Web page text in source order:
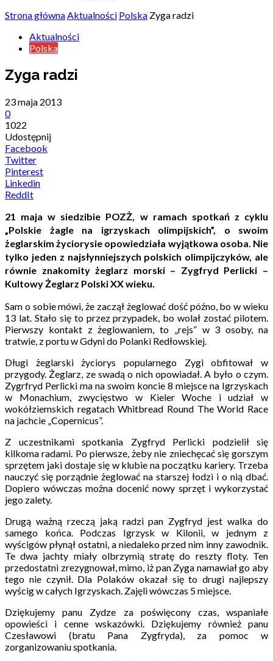
Strona głównaAktualności Polska Zyga radzi
Aktualności
Polska
Zyga radzi
23 maja 2013
0
1022
Udostępnij
Facebook
Twitter
Pinterest
Linkedin
ReddIt
21 maja w siedzibie POZŻ, w ramach spotkań z cyklu
„Polskie żagle na igrzyskach olimpijskich”, o swoim
żeglarskim życiorysie opowiedziała wyjątkowa osoba. Nie
tylko jeden z najsłynniejszych polskich olimpijczyków, ale
równie znakomity żeglarz morski – Zygfryd Perlicki –
Kultowy Żeglarz Polski XX wieku.
Sam o sobie mówi, że zaczął żeglować dość późno, bo w wieku
13 lat. Stało się to przez przypadek, bo wolał zostać pilotem.
Pierwszy kontakt z żeglowaniem, to „rejs” w 3 osoby, na
tratwie, z portu w Gdyni do Polanki Redłowskiej.
Długi żeglarski życiorys popularnego Zygi obfitował w
przygody. Żeglarz, ze swadą o nich opowiadał. A było o czym.
Zygrfryd Perlicki ma na swoim koncie 8 miejsce na Igrzyskach
w Monachium, zwycięstwo w Kieler Woche i udział w
wokółziemskich regatach Whitbread Round The World Race
na jachcie „Copernicus”.
Z uczestnikami spotkania Zygfryd Perlicki podzielił się
kilkoma radami. Po pierwsze, żeby nie zniechęcać się gorszym
sprzętem jaki dostaje się w klubie na początku kariery. Trzeba
nauczyć się porządnie żeglować na starszej łodzi i o nią dbać.
Dopiero wówczas można docenić nowy sprzęt i wykorzystać
jego zalety.
Drugą ważną rzeczą jaką radzi pan Zygfryd jest walka do
samego końca. Podczas Igrzysk w Kilonii, w jednym z
wyścigów płynął ostatni, a niedaleko przed nim inny zawodnik.
Te dwa jachty miały olbrzymią stratę do reszty floty. Ten
przedostatni zrezygnował, mimo, iż pan Zyga namawiał go aby
tego nie czynił. Dla Polaków okazał się to drugi najlepszy
wyścig w całych Igrzyskach. Zajęli wówczas 5 miejsce.
Dziękujemy panu Zydze za poświęcony czas, wspaniałe
opowieści i cenne wskazówki. Dziękujemy również panu
Czesławowi (bratu Pana Zygfryda), za pomoc w
zorganizowaniu spotkania.